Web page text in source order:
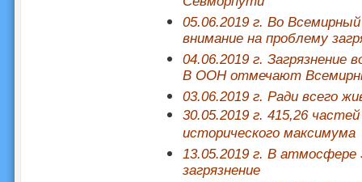
05.06.2019 г. Во
внимание на проблему
04.06.2019 г. Загрязнение
В ООН отмечают
03.06.2019 г. Ради всего
30.05.2019 г. 415,26
исторического максимума
13.05.2019 г. В атмосфере
загрязнение